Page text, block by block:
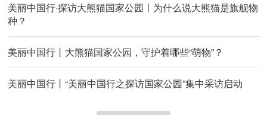
美丽中国行·探访大熊猫国家公园丨为什么说大熊猫是旗舰物
种？
美丽中国行丨大熊猫国家公园，守护着哪些“萌物”？
美丽中国行丨“美丽中国行之探访国家公园”集中采访启动